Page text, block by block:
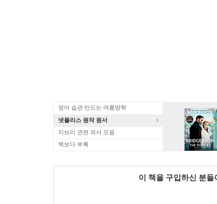
영어 습관 만드는 여름방학
넷플리스 원작 원서
지브리 관련 외서 모음
책보다 부록
이 책을 구입하신 분